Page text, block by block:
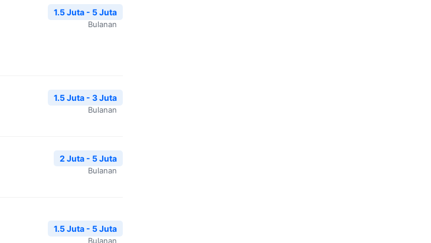
1.5 Juta - 5 Juta
Bulanan
1.5 Juta - 3 Juta
Bulanan
2 Juta - 5 Juta
Bulanan
1.5 Juta - 5 Juta
Bulanan